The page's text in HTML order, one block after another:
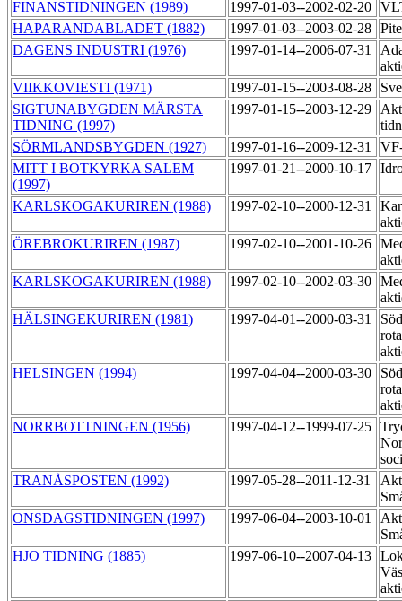
FINANSTIDNINGEN (1989)
1997-01-03--2002-02-20
HAPARANDABLADET (1882)
1997-01-03--2003-02-28
DAGENS INDUSTRI (1976)
1997-01-14--2006-07-31
VIIKKOVIESTI (1971)
1997-01-15--2003-08-28
SIGTUNABYGDEN MÄRSTA
TIDNING (1997)
1997-01-15--2003-12-29
SÖRMLANDSBYGDEN (1927)
1997-01-16--2009-12-31
MITT I BOTKYRKA SALEM
(1997)
1997-01-21--2000-10-17
KARLSKOGAKURIREN (1988) 1997-02-10--2000-12-31
ÖREBROKURIREN (1987)
1997-02-10--2001-10-26
KARLSKOGAKURIREN (1988)
1997-02-10--2002-03-30
HÄLSINGEKURIREN (1981)
1997-04-01--2000-03-31
HELSINGEN (1994)
1997-04-04--2000-03-30
NORRBOTTNINGEN (1956)
1997-04-12--1999-07-25
TRANÅSPOSTEN (1992)
1997-05-28--2011-12-31
ONSDAGSTIDNINGEN (1997)
1997-06-04--2003-10-01
HJO TIDNING (1885)
1997-06-10--2007-04-13